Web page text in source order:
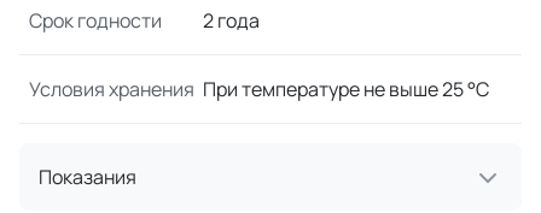
Срок годности 2 года
Условия хранения При температуре не выше 25 °C
Показания